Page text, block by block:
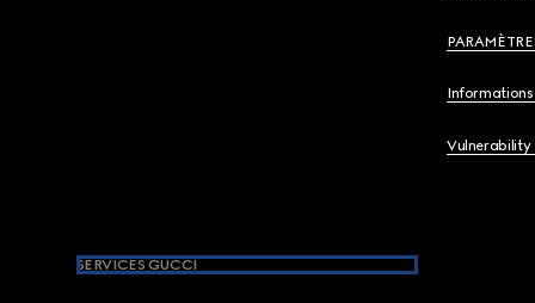
Informations
Vulnerability
SERVICES GUCCI